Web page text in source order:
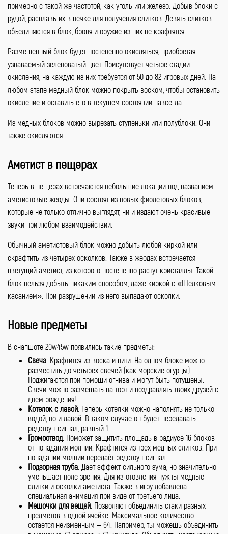
примерно с такой же частотой, как уголь или железо. Добыв блоки с
рудой, расплавь их в печке для получения слитков. Девять слитков
объединяются в блок, броня и оружие из них не крафтятся.
Размещенный блок будет постепенно окисляться, приобретая
узнаваемый зеленоватый цвет. Присутствует четыре стадии
окисления, на каждую из них требуется от 50 до 82 игровых дней. На
любом этапе медный блок можно покрыть воском, чтобы остановить
окисление и оставить его в текущем состоянии навсегда.
Из медных блоков можно вырезать ступеньки или полублоки. Они
также окисляются.
Аметист в пещерах
Теперь в пещерах встречаются небольшие локации под названием
аметистовые жеоды. Они состоят из новых фиолетовых блоков,
которые не только отлично выглядят, ни и издают очень красивые
звуки при любом взаимодействии.
Обычный аметистовый блок можно добыть любой киркой или
скрафтить из четырех осколков. Также в жеодах встречается
цветущий аметист, из которого постепенно растут кристаллы. Такой
блок нельзя добыть никаким способом, даже киркой с «Шелковым
касанием». При разрушении из него выпадают осколки.
Новые предметы
В снапшоте 20w45w появились такие предметы:
Свеча . Крафтится из воска и нити. На одном блоке можно
разместить до четырех свечей (как морские огурцы).
Поджигаются при помощи огнива и могут быть потушены.
Свечи можно размещать на торт и поздравлять твоих друзей с
днем рождения!
Котелок с лавой . Теперь котелки можно наполнять не только
водой, но и лавой. В таком случае он будет передавать
редстоун-сигнал, равный 1.
Громоотвод. Поможет защитить площадь в радиусе 16 блоков
от попадания молнии. Крафтится из трех медных слитков. При
попадании молнии передаёт редстоун-сигнал.
Подзорная труба . Даёт эффект сильного зума, но значительно
уменьшает поле зрения. Для изготовления нужны медные
слитки и осколки аметиста. Также в игру добавлена
специальная анимация при виде от третьего лица.
Мешочки для вещей . Позволяют объединить стаки разных
предметов в одной ячейке. Максимальное количество
остаётся неизменным – 64. Например, ты можешь объединить